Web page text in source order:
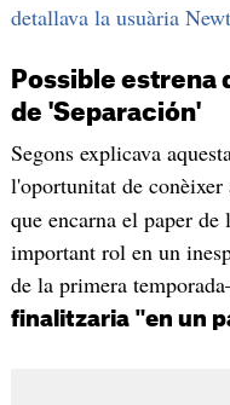
detallava la usuària
Possible estrena
de 'Separación'
Segons explicava
l'oportunitat de conèixer
que encarna el paper de
important rol en un
de la primera
finalitzaria "en un